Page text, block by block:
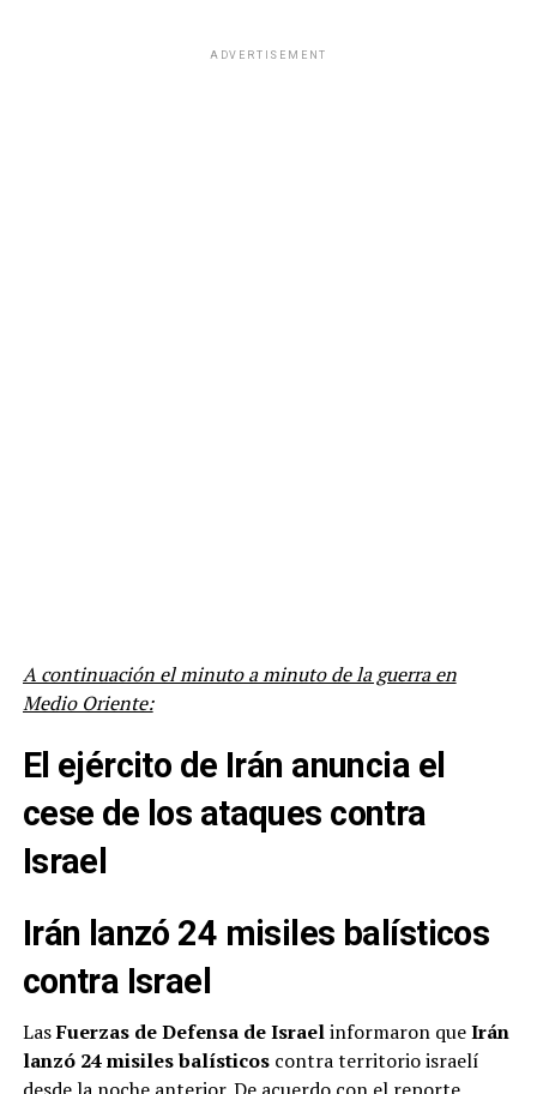
ADVERTISEMENT
A continuación el minuto a minuto de la guerra en
Medio Oriente:
El ejército de Irán anuncia el
cese de los ataques contra
Israel
Irán lanzó 24 misiles balísticos
contra Israel
LasFuerzas de Defensa de Israelinformaron queIrán
lanzó 24 misiles balísticoscontra territorio israelí